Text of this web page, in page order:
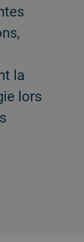
la
lors